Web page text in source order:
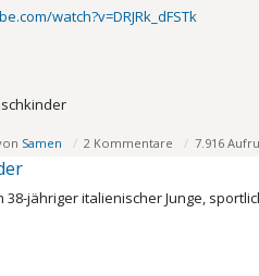
watch?v=DRJRk_dFSTk
Samen 2 Kommentare 7.916
38-jähriger italienischer Junge,